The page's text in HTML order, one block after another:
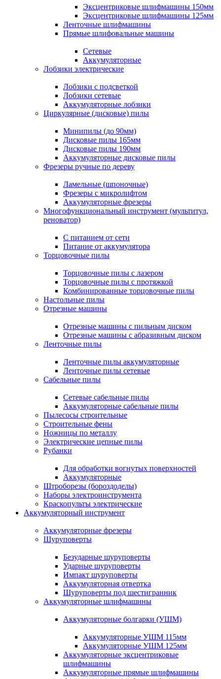
Эксцентриковые шлифмашины 150мм
Эксцентриковые шлифмашины 125мм
Ленточные шлифмашины
Прямые шлифовальные машины
Сетевые
Аккумуляторные
Лобзики электрические
Лобзики с подсветкой
Лобзики сетевые
Аккумуляторные лобзики
Циркулярные (дисковые) пилы
Минипилы (до 90мм)
Дисковые пилы 165мм
Дисковые пилы 190мм
Аккумуляторные дисковые пилы
Фрезеры ручные по дереву
Ламельные (шпоночные)
Фрезеры с микролифтом
Аккумуляторные фрезеры
Многофункциональный инструмент (мультитул,
реноватор)
С питанием от сети
Питание от аккумулятора
Торцовочные пилы
Торцовочные пилы с лазером
Торцовочные пилы с протяжкой
Комбинированные торцовочные пилы
Настольные пилы
Отрезные машины
Отрезные машины с пильным диском
Отрезные машины с абразивным диском
Ленточные пилы
Ленточные пилы аккумуляторные
Ленточные пилы сетевые
Сабельные пилы
Сетевые сабельные пилы
Аккумуляторные сабельные пилы
Пылесосы строительные
Строительные фены
Ножницы по металлу
Электрические цепные пилы
Рубанки
Для обработки вогнутых поверхностей
Аккумуляторные
Штроборезы (бороздоделы)
Наборы электроинструмента
Краскопульты электрические
Аккумуляторный инструмент
Аккумуляторные фрезеры
Шуруповерты
Безударные шуруповерты
Ударные шуруповерты
Импакт шуруповерты
Аккумуляторная отвертка
Шуруповерты под шестигранник
Аккумуляторные шлифмашины
Аккумуляторные болгарки (УШМ)
Аккумуляторные УШМ 115мм
Аккумуляторные УШМ 125мм
Аккумуляторные эксцентриковые
шлифмашины
Аккумуляторные прямые шлифмашины